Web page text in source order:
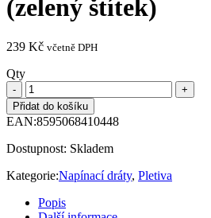
(zelený štítek)
239 Kč včetně DPH
Qty
Přidat do košíku
EAN:8595068410448
Dostupnost: Skladem
Kategorie:Napínací dráty, Pletiva
Popis